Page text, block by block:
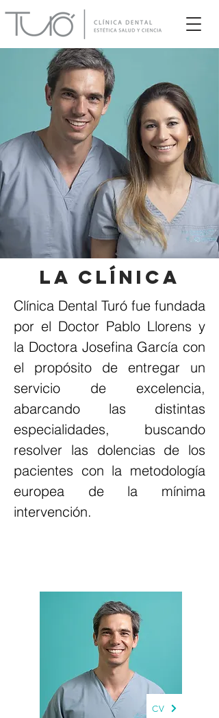
La Clínica
Clínica Dental Turó fue fundada
por el Doctor Pablo Llorens y
la Doctora Josefina García con
el propósito de entregar un
servicio de excelencia,
abarcando las distintas
especialidades, buscando
resolver las dolencias de los
pacientes con la metodología
europea de la mínima
intervención.
CV